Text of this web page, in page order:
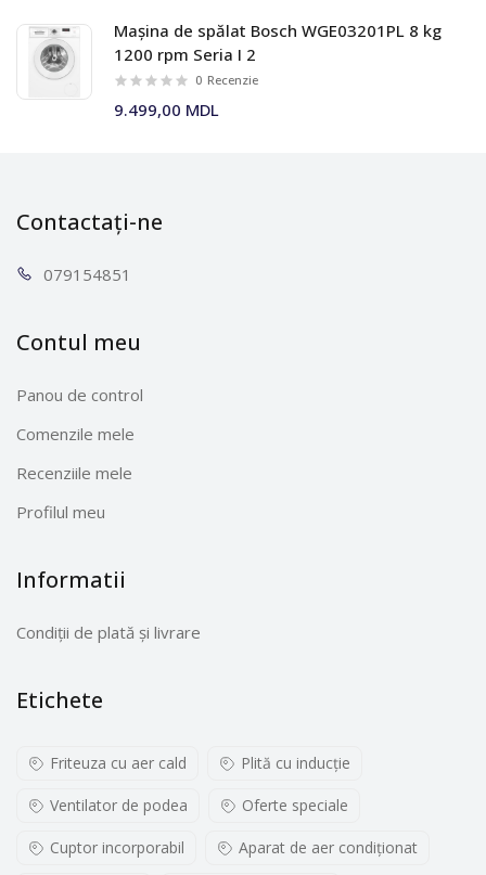
Mașina de spălat Bosch WGE03201PL 8 kg
1200 rpm Seria I 2
0 Recenzie
9.499,00 MDL
Contactați-ne
0791 54851
Contul meu
Panou de control
Comenzile mele
Recenziile mele
Profilul meu
Informatii
Condiții de plată și livrare
Etichete
Friteuza cu aer cald Plită cu inducţie
Ventilator de podea Oferte speciale
Cuptor incorporabil Aparat de aer condiționat